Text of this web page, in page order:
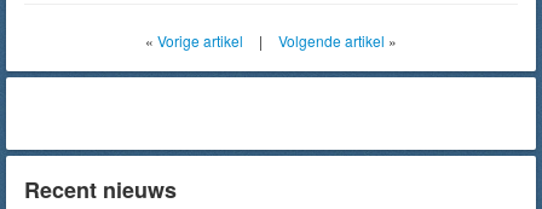
« Vorige artikel | Volgende artikel »
Recent nieuws